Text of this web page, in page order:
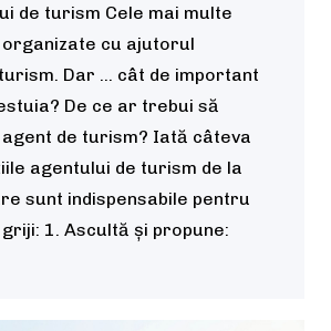
de turism Cele mai multe
cu ajutorul
Dar ... cât de important
De ce ar trebui să
de turism? Iată câteva
agentului de turism de la
sunt indispensabile pentru
1. Ascultă și propune: